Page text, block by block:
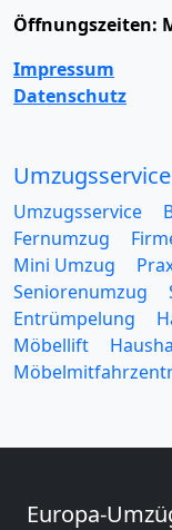
Öffnungszeiten:
Impressum
Datenschutz
Umzugsservice
Umzugsservice
Fernumzug
Mini Umzug
Seniorenumzug
Entrümpelung
Möbellift
Europa-